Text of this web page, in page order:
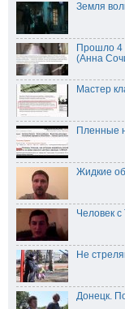
Земля
Прошло 4
(Анна
Мастер
Пленные
Жидкие
Человек
Не
Донецк.